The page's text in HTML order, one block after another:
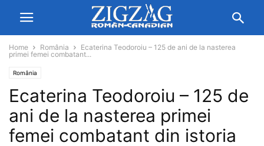
Home România
Ecaterina Teodoroiu – 125 de ani de la nasterea
primei femei combatant...
România
Ecaterina Teodoroiu – 125 de
ani de la nasterea primei
femei combatant din istoria